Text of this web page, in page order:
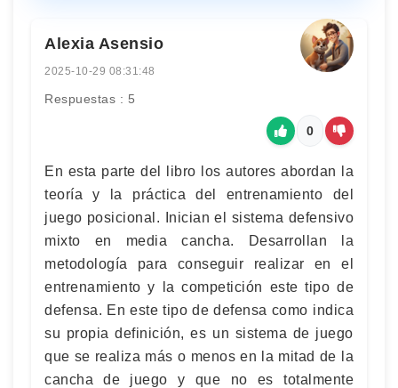
Alexia Asensio
2025-10-29 08:31:48
Respuestas : 5
0
En esta parte del libro los autores abordan la
teoría y la práctica del entrenamiento del
juego posicional. Inician el sistema defensivo
mixto en media cancha. Desarrollan la
metodología para conseguir realizar en el
entrenamiento y la competición este tipo de
defensa. En este tipo de defensa como indica
su propia definición, es un sistema de juego
que se realiza más o menos en la mitad de la
cancha de juego y que no es totalmente